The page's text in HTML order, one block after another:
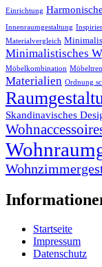
Einrichtung
Innenraumgestaltung
Materialvergleich
Minimalistisches
Möbelkombination
Materialien Ordnung
Skandinavisches
Startseite
Impressum
Datenschutz